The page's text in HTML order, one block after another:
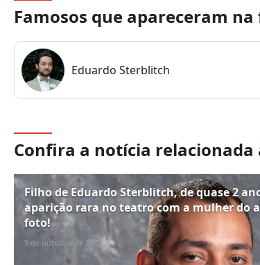
Famosos que apareceram
Eduardo Sterblitch
Confira a notícia relacionada
Filho de Eduardo Sterblitch, de quase 2
aparição rara no teatro com a mulher do
foto!
9 de outubro de 2024